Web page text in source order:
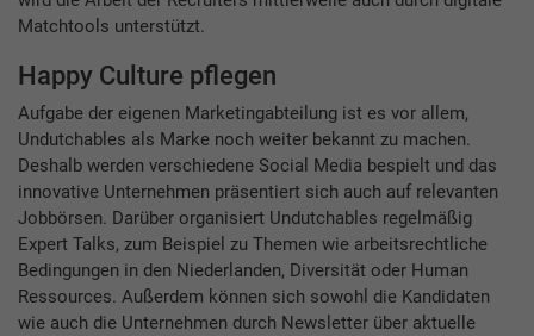
Matchtools unterstützt.
Happy Culture pflegen
Aufgabe der eigenen Marketingabteilung ist es vor allem,
Undutchables als Marke noch weiter bekannt zu machen.
Deshalb werden verschiedene Social Media bespielt und das
innovative Unternehmen präsentiert sich auch auf relevanten
Jobbörsen. Darüber organisiert Undutchables regelmäßig
Expert Talks, zum Beispiel zu Themen wie arbeitsrechtliche
Bedingungen in den Niederlanden, Diversität oder Human
Ressources. Außerdem können sich sowohl die Kandidaten
wie auch die Unternehmen durch Newsletter über aktuelle